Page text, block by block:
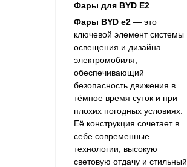
Фары для BYD E2
Фары BYD e2 — это
ключевой элемент системы
освещения и дизайна
электромобиля,
обеспечивающий
безопасность движения в
тёмное время суток и при
плохих погодных условиях.
Её конструкция сочетает в
себе современные
технологии, высокую
световую отдачу и стильный